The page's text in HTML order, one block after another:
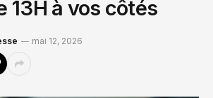
13H à vos côtés
mai 12, 2026